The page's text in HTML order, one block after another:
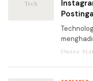
banyak
Choiru